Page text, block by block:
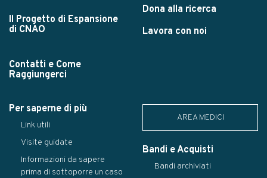
Il Progetto di Espansione
di CNAO
Contatti e Come
Raggiungerci
Dona alla ricerca
Lavora con noi
Per saperne di più
Link utili
Visite guidate
Informazioni da sapere
prima di sottoporre un caso
AREA MEDICI
Bandi e Acquisti
Bandi archiviati